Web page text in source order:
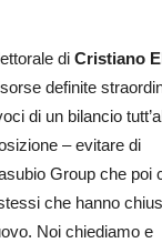
di Cristiano
definite
di un bilancio
– evitare di
Group che poi
che hanno
Noi chiediamo e